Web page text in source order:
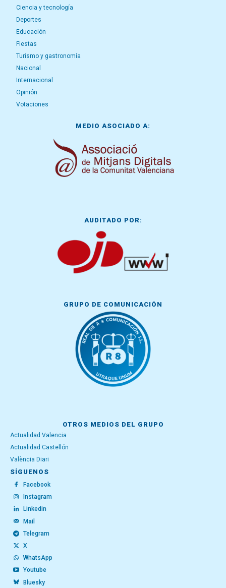
Ciencia y tecnología
Deportes
Educación
Fiestas
Turismo y gastronomía
Nacional
Internacional
Opinión
Votaciones
MEDIO ASOCIADO A:
AUDITADO POR:
GRUPO DE COMUNICACIÓN
OTROS MEDIOS DEL GRUPO
Actualidad Valencia
Actualidad Castellón
València Diari
SÍGUENOS
Facebook
Instagram
Linkedin
Mail
Telegram
X
WhatsApp
Youtube
Bluesky